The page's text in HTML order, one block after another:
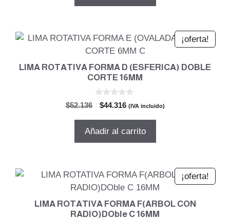
¡oferta!
LIMA ROTATIVA FORMA D (ESFERICA) DOBLE
CORTE 16MM
$52.136
El
original
$44.316El
actual
(IVA incluido)
Añadir al carrito
¡oferta!
LIMA ROTATIVA FORMA F(ARBOL CON
RADIO)DOble C 16MM